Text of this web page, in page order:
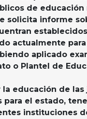
de
solicita informe
actualmente
aplicado
o Plantel de
educación de
el estado,
instituciones